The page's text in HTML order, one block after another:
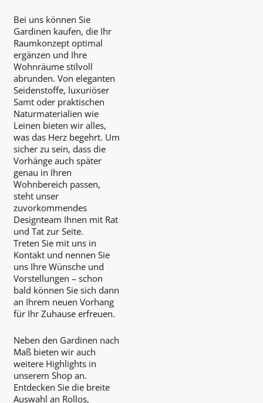
Bei uns können Sie
Gardinen kaufen, die Ihr
Raumkonzept optimal
ergänzen und Ihre
Wohnräume stilvoll
abrunden. Von eleganten
Seidenstoffe, luxuriöser
Samt oder praktischen
Naturmaterialien wie
Leinen bieten wir alles,
was das Herz begehrt. Um
sicher zu sein, dass die
Vorhänge auch später
genau in Ihren
Wohnbereich passen,
steht unser
zuvorkommendes
Designteam Ihnen mit Rat
und Tat zur Seite.
Treten Sie mit uns in
Kontakt und nennen Sie
uns Ihre Wünsche und
Vorstellungen – schon
bald können Sie sich dann
an Ihrem neuen Vorhang
für Ihr Zuhause erfreuen.
Neben den Gardinen nach
Maß bieten wir auch
weitere Highlights in
unserem Shop an.
Entdecken Sie die breite
Auswahl an Rollos,